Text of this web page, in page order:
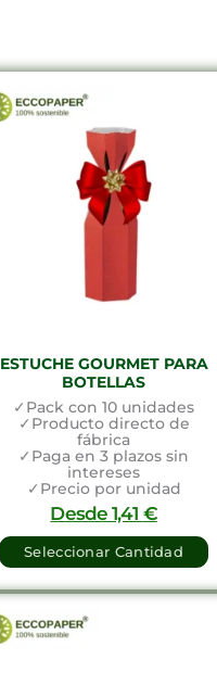
ESTUCHE GOURMET PARA
BOTELLAS
✓Pack con 10 unidades
✓Producto directo de
fábrica
✓Paga en 3 plazos sin
intereses
✓Precio por unidad
Desde1,41 €
Seleccionar Cantidad